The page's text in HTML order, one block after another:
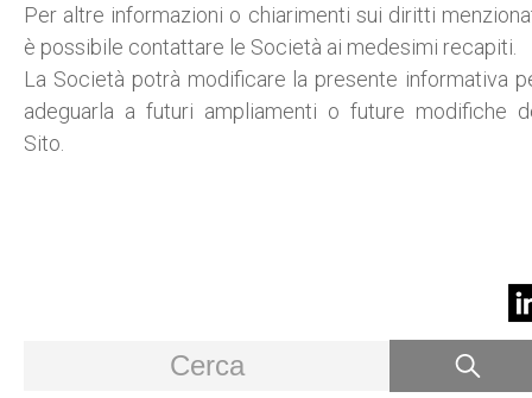
Per altre informazioni o chiarimenti sui diritti
è possibile contattare le Società ai medesimi recapiti.
La Società potrà modificare la presente informativa
adeguarla a futuri ampliamenti o future modifiche
Sito.